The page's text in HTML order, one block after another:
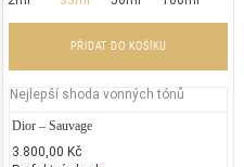
Gabriela Sabatini - Gabriela Sabatini
1.700,00 Kč
PŘIDAT DO KOŠÍKU
Nejlepší shoda vonných tónů
Dior – Sauvage
3.800,00 Kč